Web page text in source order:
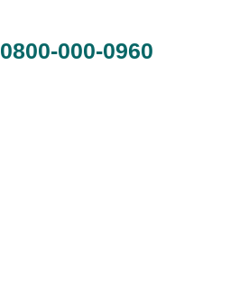
0800-000-0960